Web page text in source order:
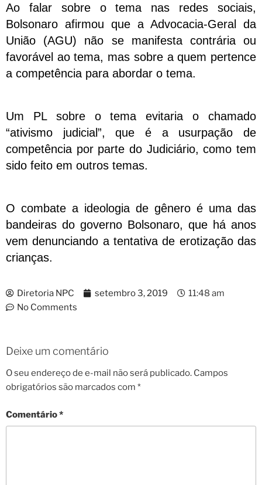
Ao falar sobre o tema nas redes sociais,
Bolsonaro afirmou que a Advocacia-Geral da
União (AGU) não se manifesta contrária ou
favorável ao tema, mas sobre a quem pertence
a competência para abordar o tema.
Um PL sobre o tema evitaria o chamado
“ativismo judicial”, que é a usurpação de
competência por parte do Judiciário, como tem
sido feito em outros temas.
O combate a ideologia de gênero é uma das
bandeiras do governo Bolsonaro, que há anos
vem denunciando a tentativa de erotização das
crianças.
Diretoria NPC setembro 3, 2019
11:48 am
No Comments
Deixe um comentário
O seu endereço de e-mail não será publicado. Campos
obrigatórios são marcados com *
Comentário*